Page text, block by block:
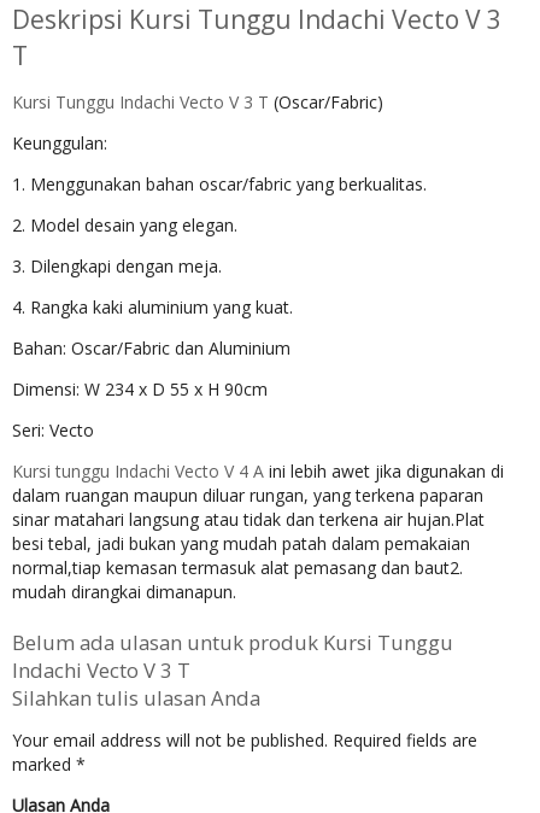
Deskripsi Kursi Tunggu Indachi Vecto V 3
T
Kursi Tunggu Indachi Vecto V 3 T (Oscar/Fabric)
Keunggulan:
1. Menggunakan bahan oscar/fabric yang berkualitas.
2. Model desain yang elegan.
3. Dilengkapi dengan meja.
4. Rangka kaki aluminium yang kuat.
Bahan: Oscar/Fabric dan Aluminium
Dimensi: W 234 x D 55 x H 90cm
Seri: Vecto
Kursi tunggu Indachi Vecto V 4 A ini lebih awet jika digunakan di
dalam ruangan maupun diluar rungan, yang terkena paparan
sinar matahari langsung atau tidak dan terkena air hujan.Plat
besi tebal, jadi bukan yang mudah patah dalam pemakaian
normal,tiap kemasan termasuk alat pemasang dan baut2.
mudah dirangkai dimanapun.
Belum ada ulasan untuk produk Kursi Tunggu
Indachi Vecto V 3 T
Silahkan tulis ulasan Anda
Your email address will not be published. Required fields are
marked *
Ulasan Anda